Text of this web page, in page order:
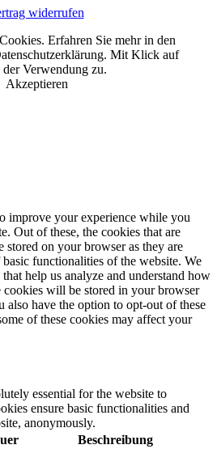
widerrufen
Erfahren Sie mehr in den
Mit Klick auf
Verwendung zu.
Akzeptieren
improve your experience while you
Out of these, the cookies that are
stored on your browser as they are
functionalities of the website. We
help us analyze and understand how
cookies will be stored in your browser
have the option to opt-out of these
of these cookies may affect your
essential for the website to
ensure basic functionalities and
anonymously.
Beschreibung